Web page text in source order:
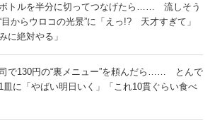
トルを半分に切ってつなげたら…… 流しそう
目からウロコの光景”に「えっ!? 天才すぎて」
に絶対やる」
で130円の“裏メニュー”を頼んだら…… とんで
皿に「やばい明日いく」「これ10貫ぐらい食べ